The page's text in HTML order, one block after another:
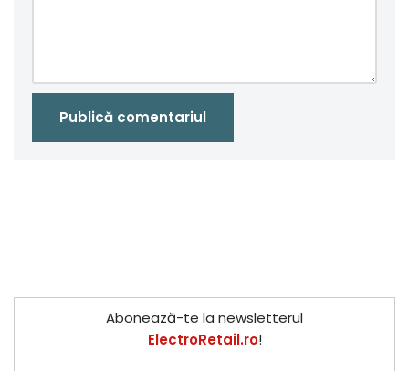
Abonează-te la newsletterul
ElectroRetail.ro!